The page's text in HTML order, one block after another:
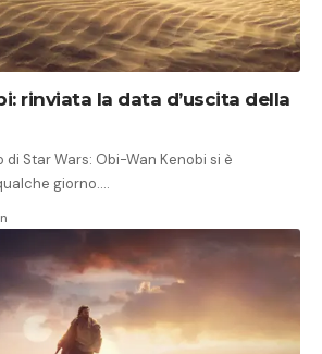
rinviata la data d’uscita della
Star Wars: Obi-Wan Kenobi si è
giorno.…